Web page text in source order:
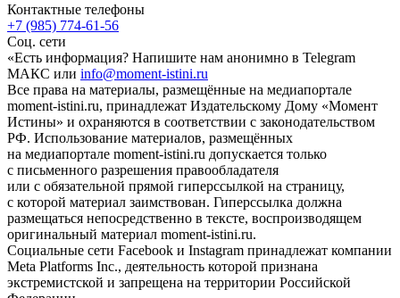
Контактные телефоны
+7 (985) 774-61-56
Соц. сети
«Есть информация? Напишите нам анонимно в Telegram
МАКС или info@moment-istini.ru
Все права на материалы, размещённые на медиапортале
moment-istini.ru, принадлежат Издательскому Дому «Момент
Истины» и охраняются в соответствии с законодательством
РФ. Использование материалов, размещённых
на медиапортале moment-istini.ru допускается только
с письменного разрешения правообладателя
или с обязательной прямой гиперссылкой на страницу,
с которой материал заимствован. Гиперссылка должна
размещаться непосредственно в тексте, воспроизводящем
оригинальный материал moment-istini.ru.
Социальные сети Facebook и Instagram принадлежат компании
Meta Platforms Inc., деятельность которой признана
экстремистской и запрещена на территории Российской